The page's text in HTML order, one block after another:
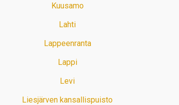
Kuusamo
Lahti
Lappeenranta
Lappi
Levi
Liesjärven kansallispuisto